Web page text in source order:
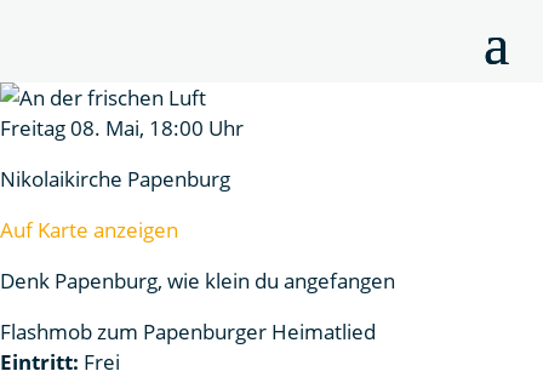
Freitag 08. Mai, 18:00 Uhr
Nikolaikirche Papenburg
Auf Karte anzeigen
Denk Papenburg, wie klein du angefangen
Flashmob zum Papenburger Heimatlied
Eintritt: Frei